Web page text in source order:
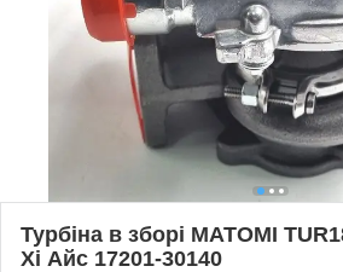
Турбіна в зборі MATOMI
Хі Айс 17201-30140